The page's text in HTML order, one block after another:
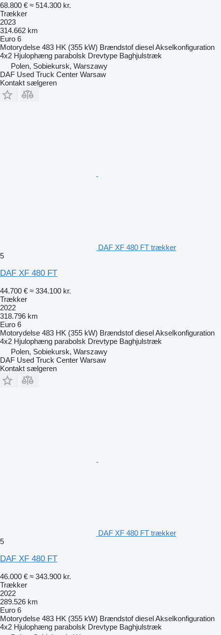
68.800 € ≈ 514.300 kr.
Trækker
2023
314.662 km
Euro 6
Motorydelse 483 HK (355 kW) Brændstof dieselAkselkonfiguration
4x2 Hjulophæng parabolsk Drevtype Baghjulstræk
Polen, Sobiekursk, Warszawy
DAF Used Truck Center Warsaw
Kontakt sælgeren
DAF XF 480 FT trækker
5
DAF XF 480 FT
44.700 € ≈ 334.100 kr.
Trækker
2022
318.796 km
Euro 6
Motorydelse 483 HK (355 kW) Brændstof dieselAkselkonfiguration
4x2 Hjulophæng parabolsk Drevtype Baghjulstræk
Polen, Sobiekursk, Warszawy
DAF Used Truck Center Warsaw
Kontakt sælgeren
DAF XF 480 FT trækker
5
DAF XF 480 FT
46.000 € ≈ 343.900 kr.
Trækker
2022
289.526 km
Euro 6
Motorydelse 483 HK (355 kW) Brændstof dieselAkselkonfiguration
4x2 Hjulophæng parabolsk Drevtype Baghjulstræk